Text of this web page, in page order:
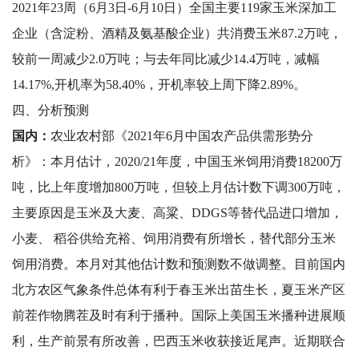
2021年23周（6月3日-6月10日）全国主要119家玉米深加工
企业（含淀粉、酒精及氨基酸企业）共消费玉米87.2万吨，
较前一周减少2.0万吨；与去年同比减少14.4万吨，减幅
14.17%,开机率为58.40%，开机率较上周下降2.89%。
四、分析预测
国内： 农业农村部《2021年6月中国农产品供需形势分
析》：本月估计，2020/21年度，中国玉米饲用消费18200万
吨，比上年度增加800万吨，但较上月估计数下调300万吨，
主要原因是玉米及大麦、高粱、DDGS等替代品进口增加，
小麦、 稻谷供给充裕、饲用消费有所增长，替代部分玉米
饲用消费。本月对其他估计数和预测数不做调整。目前国内
北方农区气象条件总体有利于春玉米出苗生长，夏玉米产区
前茬作物腾茬及时有利于播种。国际上美国玉米播种进展顺
利，生产前景有所改善，巴西玉米收获接近尾声。近期联合